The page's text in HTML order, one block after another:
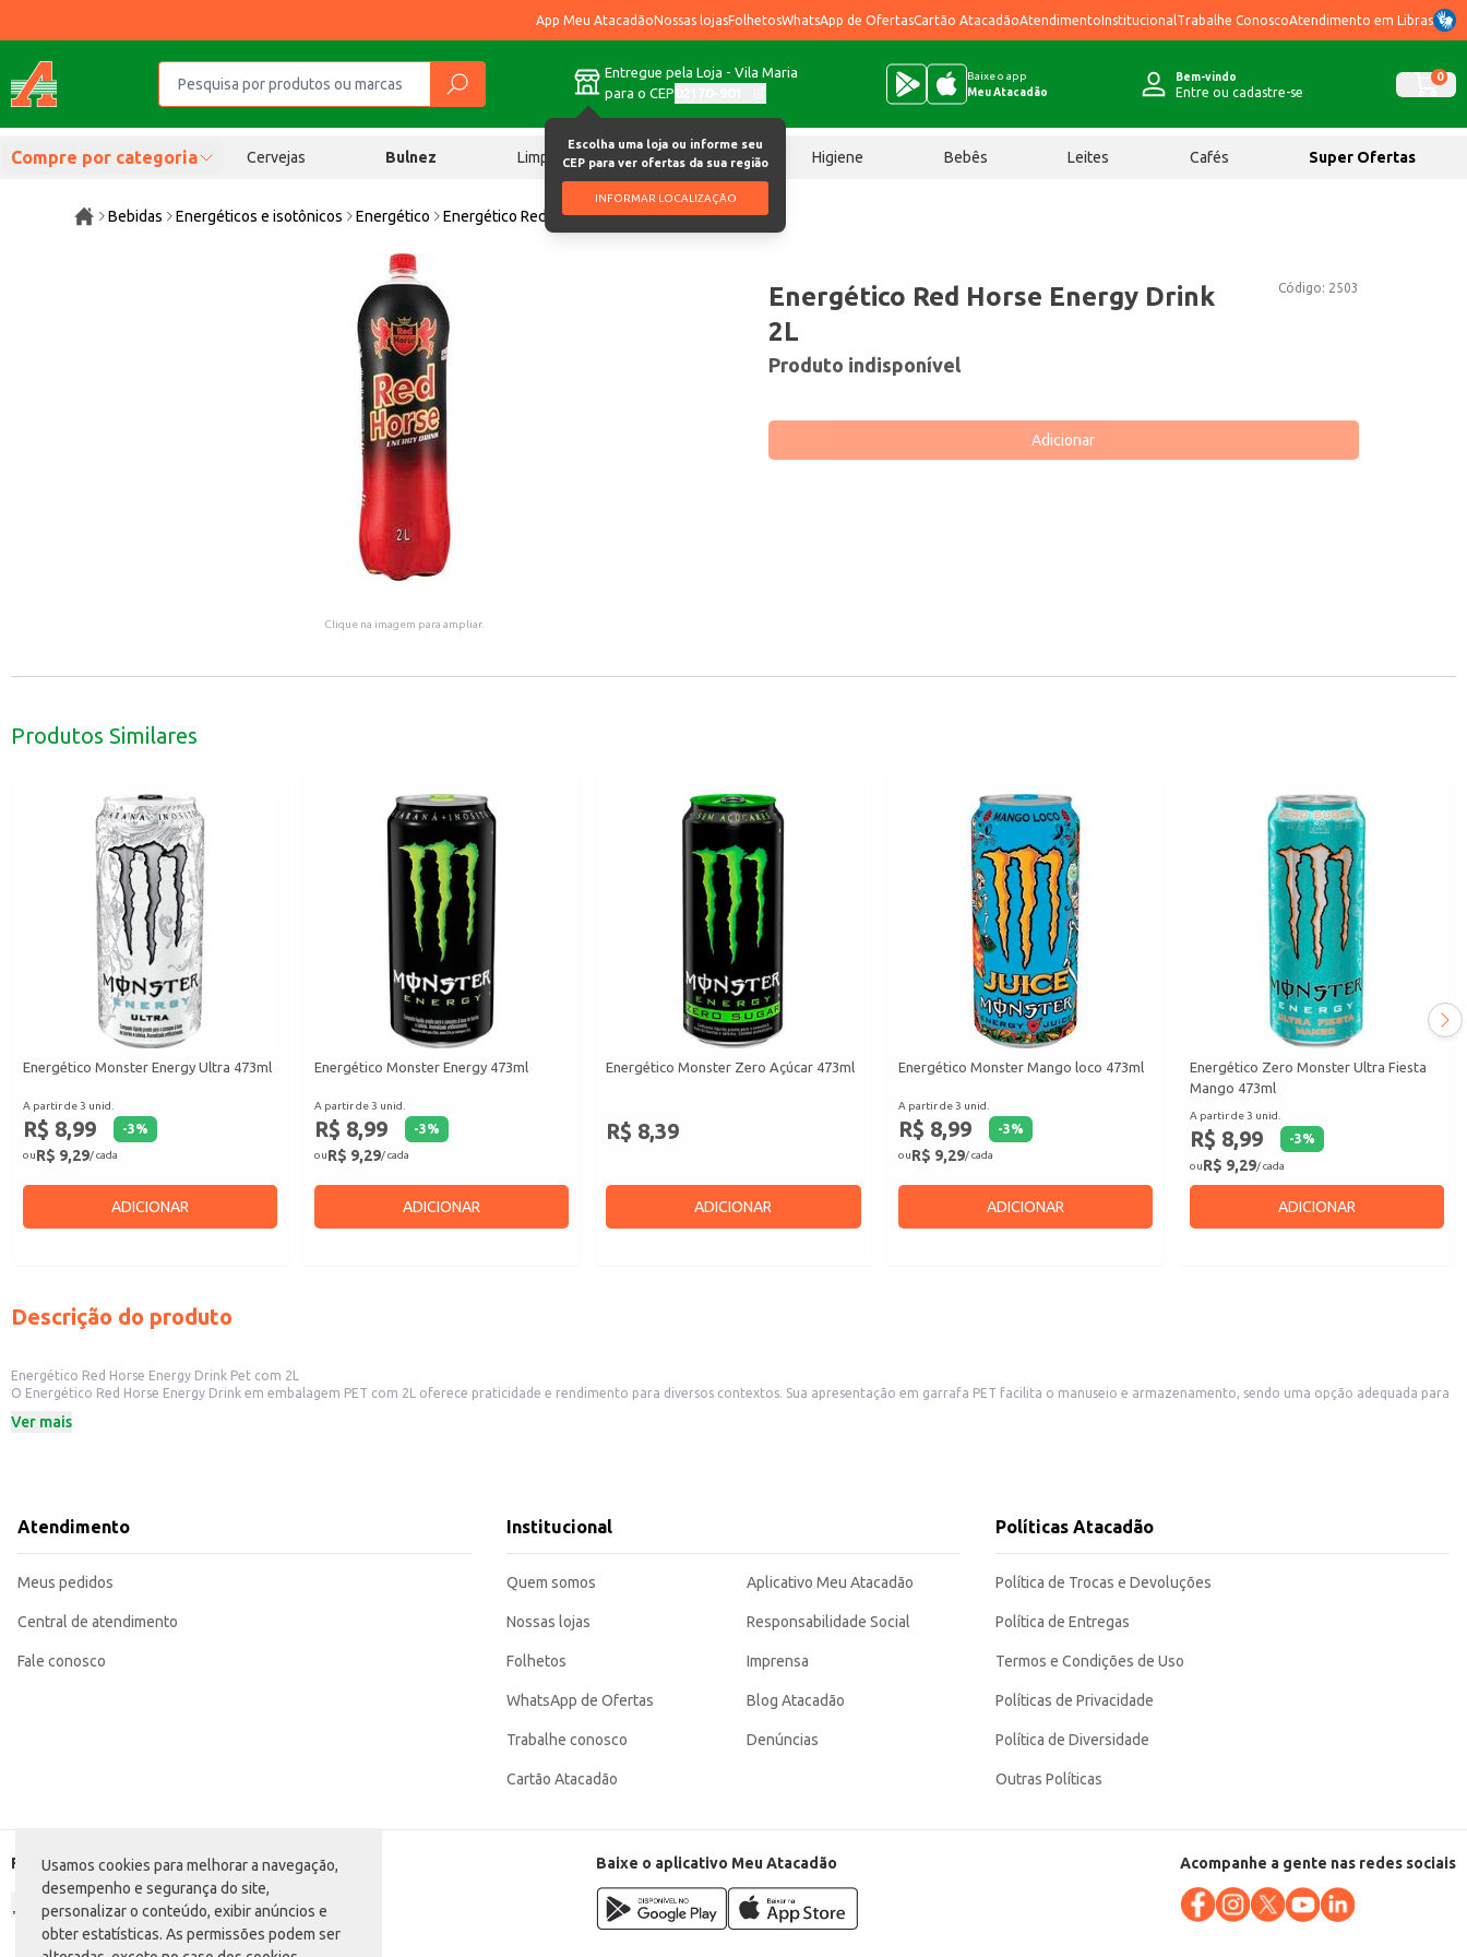
Usamos cookies para melhorar a navegação,
desempenho e segurança do site,
personalizar o conteúdo, exibir anúncios e
obter estatísticas. As permissões podem ser
App Meu AtacadãoNossas lojasFolhetosWhatsApp de OfertasCartão AtacadãoAtendimentoInstitucional Trabalhe ConoscoAtendimento em Libras
Entregue pela Loja - Vila Maria
para o CEP
Escolha uma loja ou informe seu
CEP para ver ofertas da sua região
INFORMAR LOCALIZAÇÃO
Baixe o app
Meu Atacadão
Bem-vindo
Entre ou cadastre-se
0
Compre por categoria Cervejas Bulnez Limpeza Chocolates Higiene Bebês Leites Cafés Super Ofertas
Bebidas Energéticos e isotônicos Energético Energético Red Horse Energy Drink 2L
Clique na imagem para ampliar.
Código: 2503
Energético Red Horse Energy Drink
2L
Produto indisponível
Adicionar
Produtos Similares
Energético Monster Energy Ultra 473ml
A partir de 3 unid.
R$ 8,99 -3%
ouR$ 9,29/ cada
ADICIONAR
Energético Monster Energy 473ml
A partir de 3 unid.
R$ 8,99 -3%
ouR$ 9,29/ cada
ADICIONAR
Energético Monster Zero Açúcar 473ml
R$ 8,39
ADICIONAR
Energético Monster Mango loco 473ml
A partir de 3 unid.
R$ 8,99 -3%
ouR$ 9,29/ cada
ADICIONAR
Energético Zero Monster Ultra Fiesta
Mango 473ml
A partir de 3 unid.
R$ 8,99 -3%
ouR$ 9,29/ cada
ADICIONAR
Descrição do produto
Energético Red Horse Energy Drink Pet com 2L
O Energético Red Horse Energy Drink em embalagem PET com 2L oferece praticidade e rendimento para diversos contextos. Sua apresentação em garrafa PET facilita o manuseio e armazenamento, sendo uma opção adequada para
Dicas de Uso:
O Energético Red Horse Energy Drink em embalagem PET de 2L se destaca pela praticidade de sua embalagem e seu volume que atende a diferentes necessidades de consumo, seja para revenda ou uso pessoal. Sua eficiência em
proporcionar energia se torna um diferencial para quem busca praticidade e um produto de qualidade.
Marca: Red Horse
Categoria: Energético
EAN: 51806998
Ver mais
Atendimento
Meus pedidos
Central de atendimento
Fale conosco
Institucional
Quem somos
Nossas lojas
Folhetos
WhatsApp de Ofertas
Trabalhe conosco
Cartão Atacadão
Aplicativo Meu Atacadão
Responsabilidade Social
Imprensa
Blog Atacadão
Denúncias
Políticas Atacadão
Política de Trocas e Devoluções
Política de Entregas
Termos e Condições de Uso
Políticas de Privacidade
Política de Diversidade
Outras Políticas
Formas de pagamento Baixe o aplicativo Meu Atacadão Acompanhe a gente nas redes sociais